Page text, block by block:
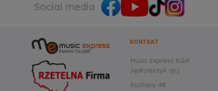
Social media
KONTAKT
Music Express K&K
Jędrzejczyk sp.j.
Kuchary 48